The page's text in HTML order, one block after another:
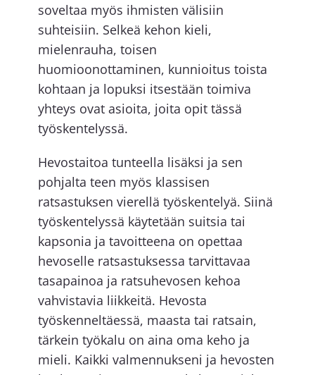
soveltaa myös ihmisten välisiin
suhteisiin. Selkeä kehon kieli,
mielenrauha, toisen
huomioonottaminen, kunnioitus toista
kohtaan ja lopuksi itsestään toimiva
yhteys ovat asioita, joita opit tässä
työskentelyssä.
Hevostaitoa tunteella lisäksi ja sen
pohjalta teen myös klassisen
ratsastuksen vierellä työskentelyä. Siinä
työskentelyssä käytetään suitsia tai
kapsonia ja tavoitteena on opettaa
hevoselle ratsastuksessa tarvittavaa
tasapainoa ja ratsuhevosen kehoa
vahvistavia liikkeitä. Hevosta
työskenneltäessä, maasta tai ratsain,
tärkein työkalu on aina oma keho ja
mieli. Kaikki valmennukseni ja hevosten